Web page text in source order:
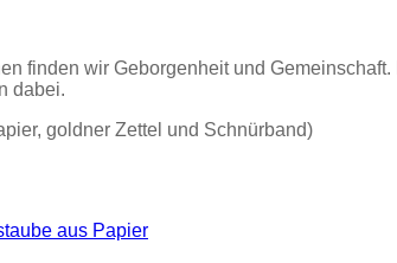
finden wir Geborgenheit und
dabei.
goldner Zettel und Schnürband)